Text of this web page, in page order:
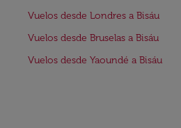
Vuelos desde Londres a Bisáu
Vuelos desde Bruselas a Bisáu
Vuelos desde Yaoundé a Bisáu